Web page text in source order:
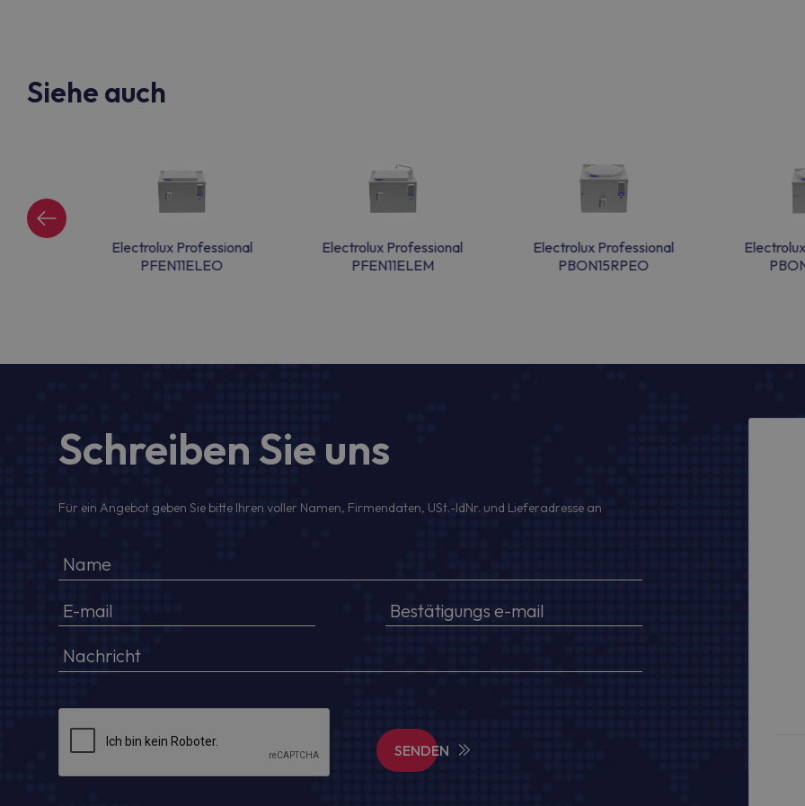
Siehe auch
Electrolux Professional
PFEN11ELEO
Electrolux Professional
PFEN11ELEM
Electrolux Professional
PBON15RPEO
Schreiben Sie uns
Für ein Angebot geben Sie bitte Ihren voller Namen, Firmendaten, USt.-IdNr. und Lieferadresse an
SENDEN